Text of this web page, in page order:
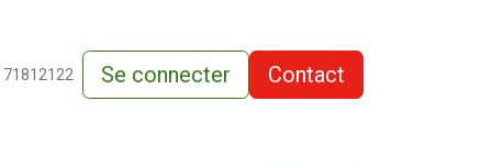
vente
71812122 Se connecter Contact